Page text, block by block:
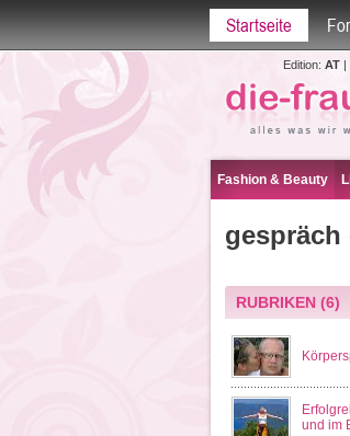
Startseite
Edition: AT|
Fashion & Beauty
gespräch
RUBRIKEN(6)
und im